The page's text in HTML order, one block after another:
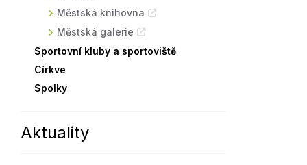
Městská knihovna
Městská galerie
Sportovní kluby a sportoviště
Církve
Spolky
Aktuality